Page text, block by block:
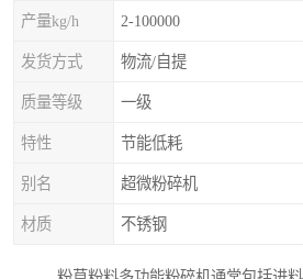
产量kg/h 2-100000
发货方式 物流/自提
质量等级 一级
特性 节能低耗
别名 超微粉碎机
材质 不锈钢